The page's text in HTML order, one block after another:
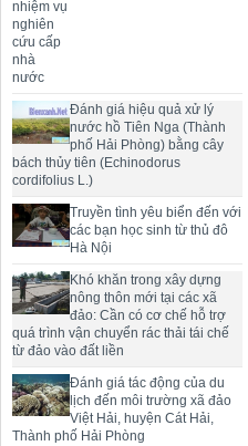
Đánh giá hiệu quả xử lý
nước hồ Tiên Nga (Thành
phố Hải Phòng) bằng cây
bách thủy tiên (Echinodorus
cordifolius L.)
Truyền tình yêu biển đến với
các bạn học sinh từ thủ đô
Hà Nội
Khó khăn trong xây dựng
nông thôn mới tại các xã
đảo: Cần có cơ chế hỗ trợ
quá trình vận chuyển rác thải tái chế
từ đảo vào đất liền
Đánh giá tác động của du
lịch đến môi trường xã đảo
Việt Hải, huyện Cát Hải,
Thành phố Hải Phòng